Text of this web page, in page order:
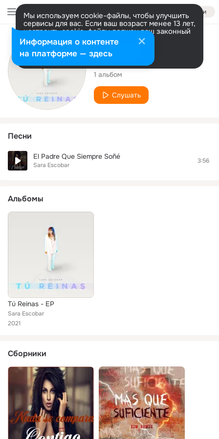
Войти
Мы используем cookie-файлы, чтобы улучшить
сервисы для вас. Если ваш возраст менее 13 лет,
настроить cookie-файлы должен ваш законный
представитель. Больше информации
Разрешить все Настроить
Исполнитель
Sara Escobar
1 альбом
Слушать
Песни
El Padre Que Siempre Soñé
Sara Escobar
3:56
Альбомы
Tú Reinas - EP
Sara Escobar
2021
Сборники
Информация о контенте
на платформе — здесь